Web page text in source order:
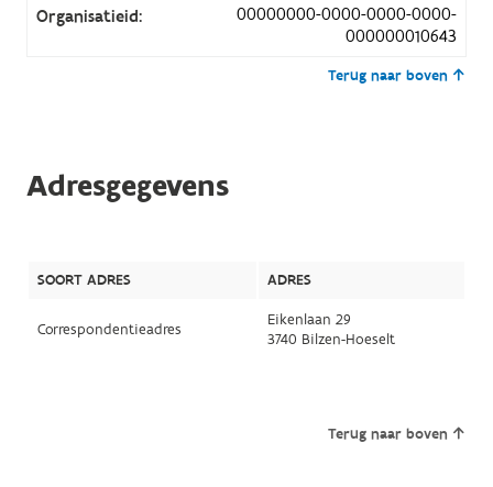
Organisatieid:
00000000-0000-0000-0000-
000000010643
Terug naar boven
Adresgegevens
SOORT ADRES ADRES
Correspondentieadres
Eikenlaan 29
3740 Bilzen-Hoeselt
Terug naar boven